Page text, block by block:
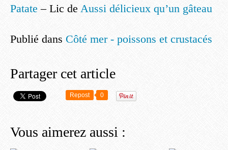
Patate – Lic de Aussi délicieux qu’un gâteau
Publié dans Côté mer - poissons et crustacés
Partager cet article
Repost 0
Vous aimerez aussi :